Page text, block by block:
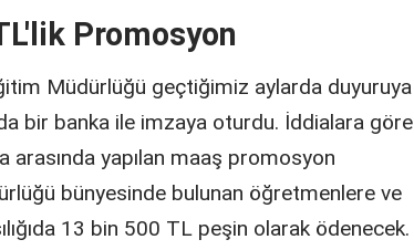
Promosyon
Müdürlüğü geçtiğimiz aylarda duyuruya
bir banka ile imzaya oturdu. İddialara göre
yapılan maaş promosyon
bünyesinde bulunan öğretmenlere ve
13 bin 500 TL peşin olarak ödenecek.